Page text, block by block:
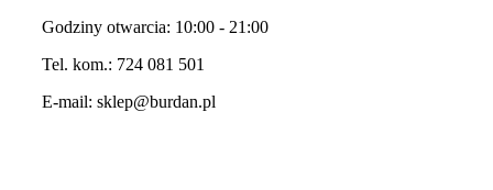
Godziny otwarcia: 10:00 - 21:00
Tel. kom.: 724 081 501
E-mail: sklep@burdan.pl